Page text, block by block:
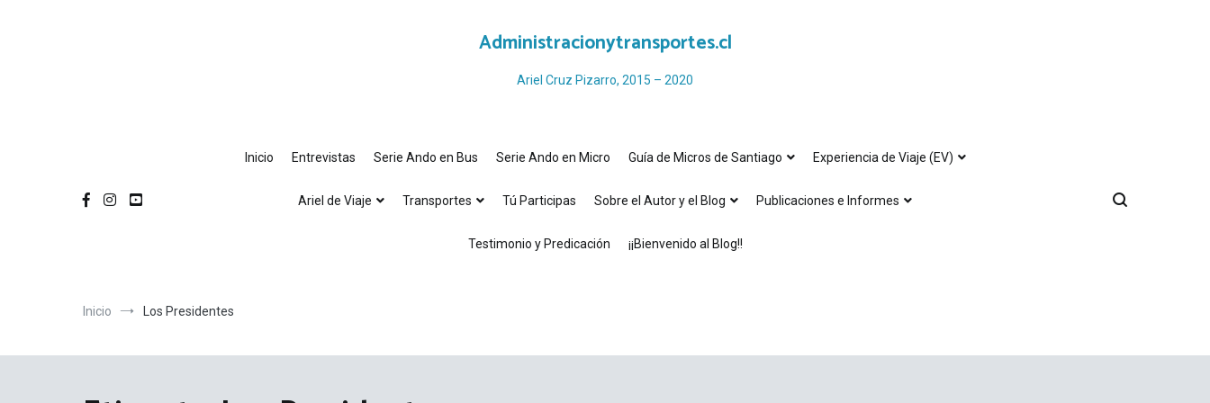
Administracionytransportes.cl
Ariel Cruz Pizarro, 2015 – 2020
Inicio Entrevistas Serie Ando en Bus Serie Ando en Micro Guía de Micros de Santiago Experiencia de Viaje (EV)
Ariel de Viaje Transportes Tú Participas Sobre el Autor y el Blog Publicaciones e Informes
Testimonio y Predicación ¡¡Bienvenido al Blog!!
Inicio Los Presidentes